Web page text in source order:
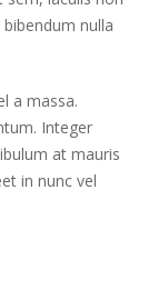
nulla
a massa.
Integer
at mauris
in nunc vel